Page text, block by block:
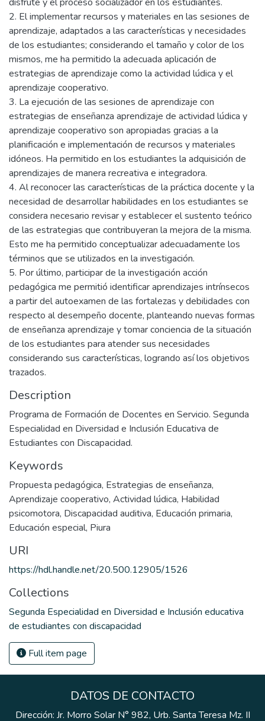
2. El implementar recursos y materiales en las sesiones de
aprendizaje, adaptados a las características y necesidades
de los estudiantes; considerando el tamaño y color de los
mismos, me ha permitido la adecuada aplicación de
estrategias de aprendizaje como la actividad lúdica y el
aprendizaje cooperativo.
3. La ejecución de las sesiones de aprendizaje con
estrategias de enseñanza aprendizaje de actividad lúdica y
aprendizaje cooperativo son apropiadas gracias a la
planificación e implementación de recursos y materiales
idóneos. Ha permitido en los estudiantes la adquisición de
aprendizajes de manera recreativa e integradora.
4. Al reconocer las características de la práctica docente y la
necesidad de desarrollar habilidades en los estudiantes se
considera necesario revisar y establecer el sustento teórico
de las estrategias que contribuyeran la mejora de la misma.
Esto me ha permitido conceptualizar adecuadamente los
términos que se utilizados en la investigación.
5. Por último, participar de la investigación acción
pedagógica me permitió identificar aprendizajes intrínsecos
a partir del autoexamen de las fortalezas y debilidades con
respecto al desempeño docente, planteando nuevas formas
de enseñanza aprendizaje y tomar conciencia de la situación
de los estudiantes para atender sus necesidades
considerando sus características, logrando así los objetivos
trazados.
Description
Programa de Formación de Docentes en Servicio. Segunda
Especialidad en Diversidad e Inclusión Educativa de
Estudiantes con Discapacidad.
Keywords
Propuesta pedagógica, Estrategias de enseñanza,
Aprendizaje cooperativo, Actividad lúdica, Habilidad
psicomotora, Discapacidad auditiva, Educación primaria,
Educación especial, Piura
URI
https://hdl.handle.net/20.500.12905/1526
Collections
Segunda Especialidad en Diversidad e Inclusión educativa
de estudiantes con discapacidad
Full item page
DATOS DE CONTACTO
Dirección: Jr. Morro Solar N° 982, Urb. Santa Teresa Mz. II